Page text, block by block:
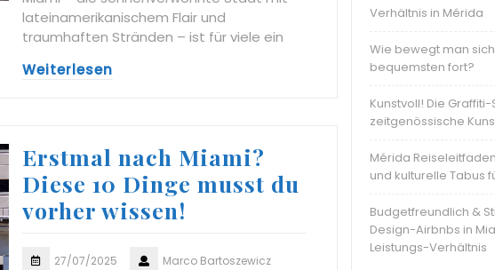
lateinamerikanischem Flair und
traumhaften Stränden – ist für viele ein
Weiterlesen
Erstmal nach Miami?
Diese 10 Dinge musst du
vorher wissen!
27/07/2025 Marco Bartoszewicz
Verhältnis in Mérida
Wie bewegt man
bequemsten fort?
Kunstvoll! Die
zeitgenössische
Mérida
und kulturelle Tabus
Budgetfreundlich &
Design-Airbnbs in
Leistungs-Verhältnis